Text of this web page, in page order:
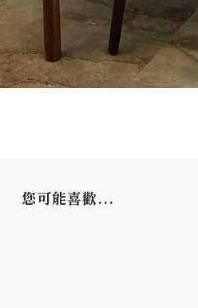
您可能喜歡...